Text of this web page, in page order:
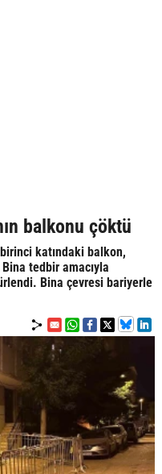
balkonu çöktü
katındaki balkon,
tedbir amacıyla
Bina çevresi bariyerle